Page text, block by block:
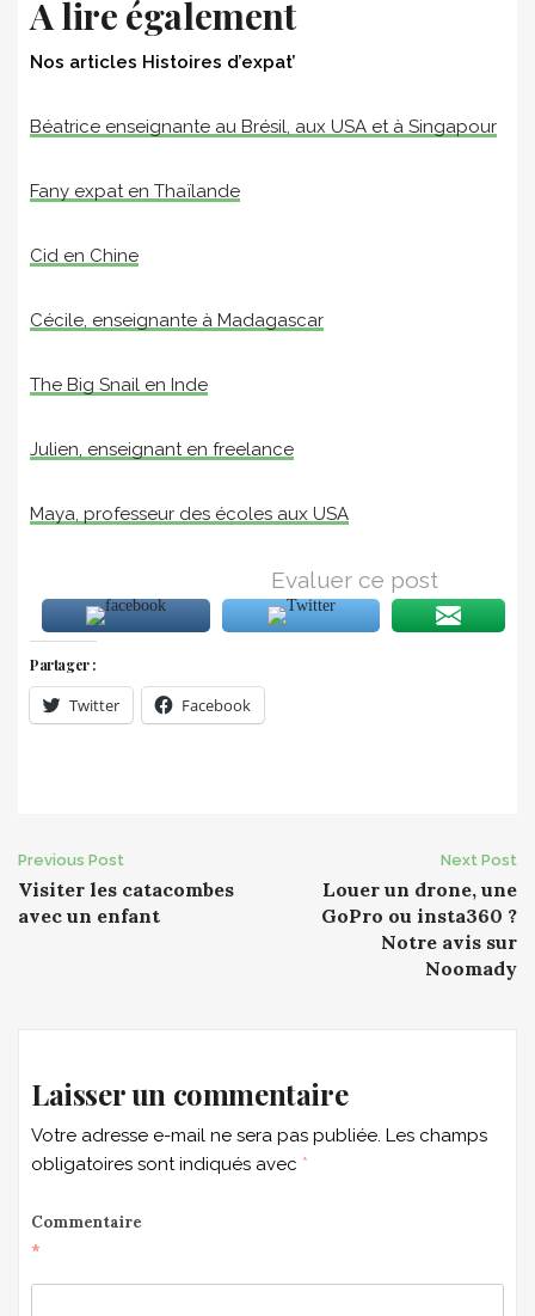
A lire également
Nos articles Histoires d’expat’
Béatrice enseignante au Brésil, aux USA et à Singapour
Fany expat en Thaïlande
Cid en Chine
Cécile, enseignante à Madagascar
The Big Snail en Inde
Julien, enseignant en freelance
Maya, professeur des écoles aux USA
Evaluer ce post
Partager :
Twitter Facebook
Post
navigation
Previous Post
Visiter les catacombes
avec un enfant
Next Post
Louer un drone, une
GoPro ou insta360 ?
Notre avis sur
Noomady
Laisser un commentaire
Votre adresse e-mail ne sera pas publiée. Les champs
obligatoires sont indiqués avec *
Commentaire
*